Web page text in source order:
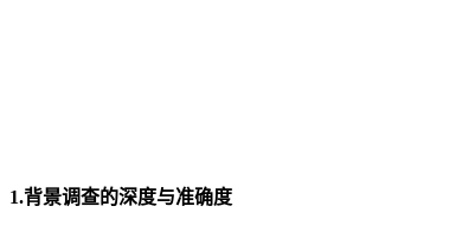
1.背景调查的深度与准确度